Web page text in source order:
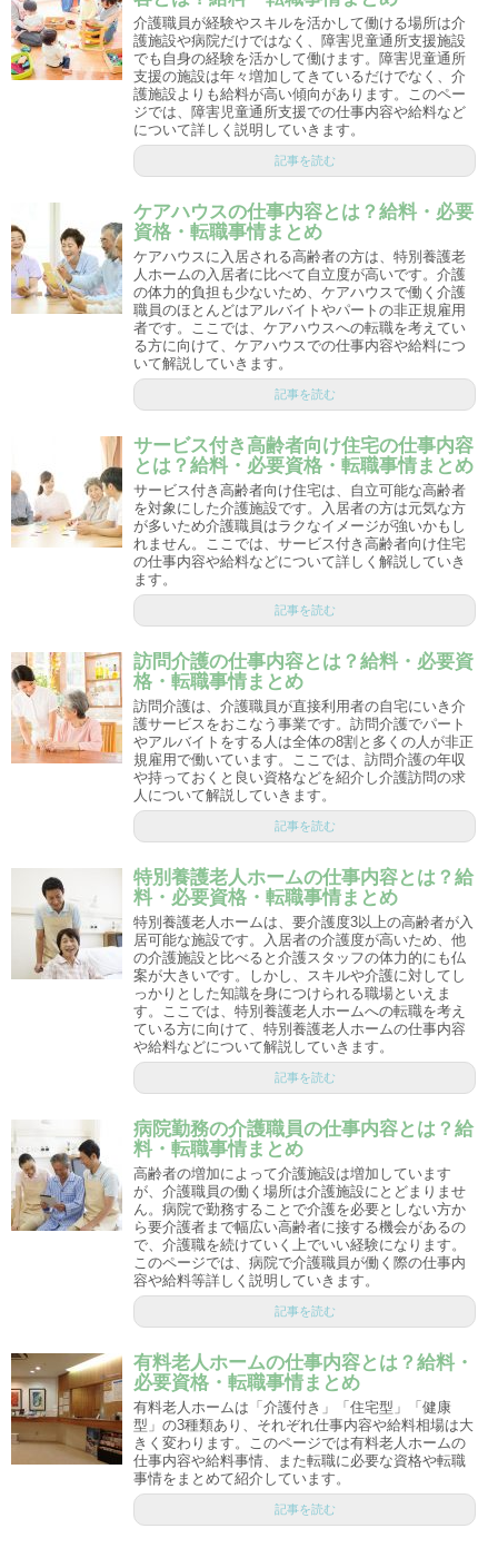
介護職員が経験やスキルを活かして働ける場所は介
護施設や病院だけではなく、障害児童通所支援施設
でも自身の経験を活かして働けます。障害児童通所
支援の施設は年々増加してきているだけでなく、介
護施設よりも給料が高い傾向があります。このペー
ジでは、障害児童通所支援での仕事内容や給料など
について詳しく説明していきます。
記事を読む
ケアハウスの仕事内容とは？給料・必要
資格・転職事情まとめ
ケアハウスに入居される高齢者の方は、特別養護老
人ホームの入居者に比べて自立度が高いです。介護
の体力的負担も少ないため、ケアハウスで働く介護
職員のほとんどはアルバイトやパートの非正規雇用
者です。ここでは、ケアハウスへの転職を考えてい
る方に向けて、ケアハウスでの仕事内容や給料につ
いて解説していきます。
記事を読む
サービス付き高齢者向け住宅の仕事内容
とは？給料・必要資格・転職事情まとめ
サービス付き高齢者向け住宅は、自立可能な高齢者
を対象にした介護施設です。入居者の方は元気な方
が多いため介護職員はラクなイメージが強いかもし
れません。ここでは、サービス付き高齢者向け住宅
の仕事内容や給料などについて詳しく解説していき
ます。
記事を読む
訪問介護の仕事内容とは？給料・必要資
格・転職事情まとめ
訪問介護は、介護職員が直接利用者の自宅にいき介
護サービスをおこなう事業です。訪問介護でパート
やアルバイトをする人は全体の8割と多くの人が非正
規雇用で働いています。ここでは、訪問介護の年収
や持っておくと良い資格などを紹介し介護訪問の求
人について解説していきます。
記事を読む
特別養護老人ホームの仕事内容とは？給
料・必要資格・転職事情まとめ
特別養護老人ホームは、要介護度3以上の高齢者が入
居可能な施設です。入居者の介護度が高いため、他
の介護施設と比べると介護スタッフの体力的にも仏
案が大きいです。しかし、スキルや介護に対してし
っかりとした知識を身につけられる職場といえま
す。ここでは、特別養護老人ホームへの転職を考え
ている方に向けて、特別養護老人ホームの仕事内容
や給料などについて解説していきます。
記事を読む
病院勤務の介護職員の仕事内容とは？給
料・転職事情まとめ
高齢者の増加によって介護施設は増加しています
が、介護職員の働く場所は介護施設にとどまりませ
ん。病院で勤務することで介護を必要としない方か
ら要介護者まで幅広い高齢者に接する機会があるの
で、介護職を続けていく上でいい経験になります。
このページでは、病院で介護職員が働く際の仕事内
容や給料等詳しく説明していきます。
記事を読む
有料老人ホームの仕事内容とは？給料・
必要資格・転職事情まとめ
有料老人ホームは「介護付き」「住宅型」「健康
型」の3種類あり、それぞれ仕事内容や給料相場は大
きく変わります。このページでは有料老人ホームの
仕事内容や給料事情、また転職に必要な資格や転職
事情をまとめて紹介しています。
記事を読む